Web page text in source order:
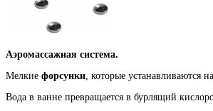
Аэромассажная система.
Мелкие форсунки , которые устанавливаются
Вода в ванне превращается в бурлящий